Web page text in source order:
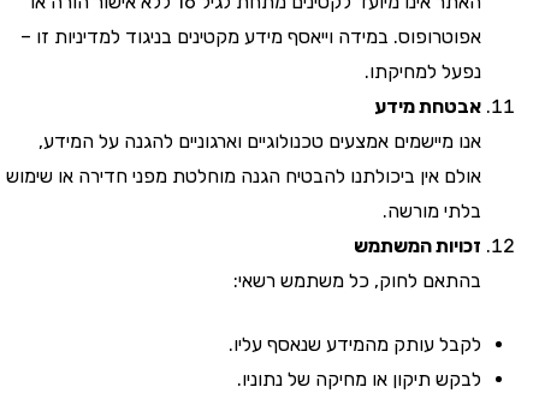
אפוטרופוס. במידה וייאסף מידע מקטינים בניגוד למדיניות זו –
נפעל למחיקתו.
אבטחת מידע
אנו מיישמים אמצעים טכנולוגיים וארגוניים להגנה על המידע,
אולם אין ביכולתנו להבטיח הגנה מוחלטת מפני חדירה או שימוש
בלתי מורשה.
זכויות המשתמש
בהתאם לחוק, כל משתמש רשאי:
לקבל עותק מהמידע שנאסף עליו.
לבקש תיקון או מחיקה של נתוניו.